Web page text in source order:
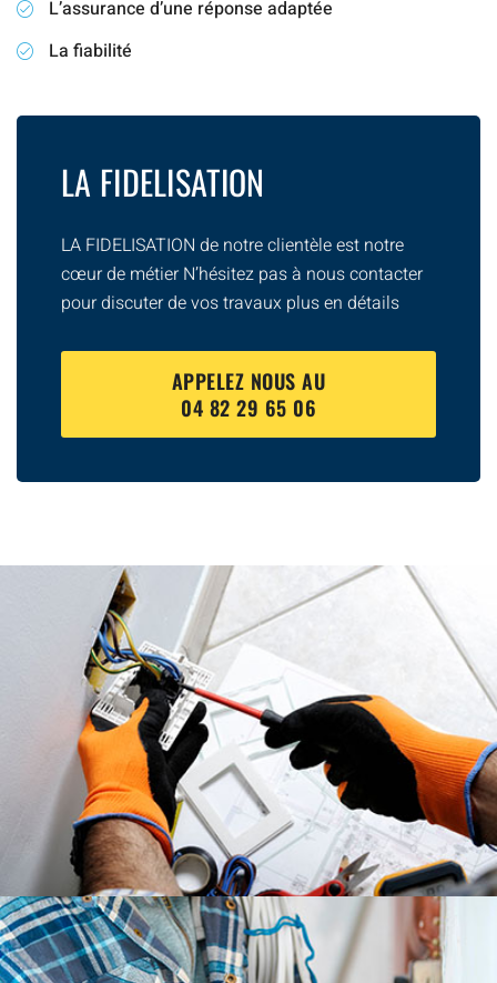
L’assurance d’une réponse adaptée
La fiabilité
LA FIDELISATION
LA FIDELISATION de notre clientèle est notre
cœur de métier N’hésitez pas à nous contacter
pour discuter de vos travaux plus en détails
APPELEZ NOUS AU
04 82 29 65 06